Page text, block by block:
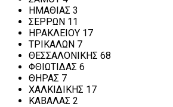
ΗΜΑΘΙΑΣ 3
ΣΕΡΡΩΝ 11
ΗΡΑΚΛΕΙΟΥ 17
ΤΡΙΚΑΛΩΝ 7
ΘΕΣΣΑΛΟΝΙΚΗΣ 68
ΦΘΙΩΤΙΔΑΣ 6
ΘΗΡΑΣ 7
ΧΑΛΚΙΔΙΚΗΣ 17
ΚΑΒΑΛΑΣ 2